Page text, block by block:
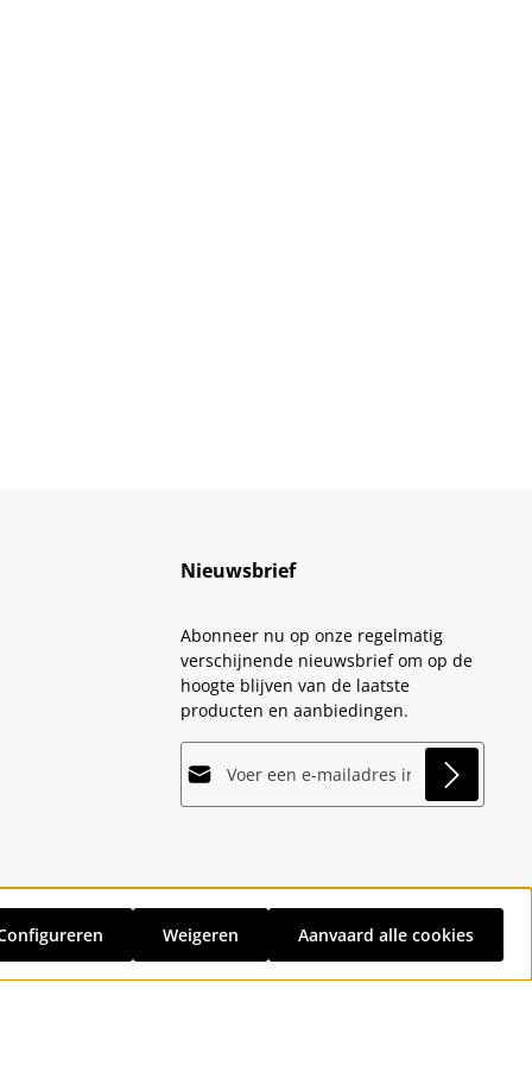
Nieuwsbrief
Abonneer nu op onze regelmatig
verschijnende nieuwsbrief om op de
hoogte blijven van de laatste
producten en aanbiedingen.
u dat u onze
gegevensbeschermingsinformatiehebt
gelezen en onze
algemene voorwaardenhebt
geaccepteerd.
en eventuele bezorgkosten, indien niet anders vermeld.
Weigeren Aanvaard alle cookies